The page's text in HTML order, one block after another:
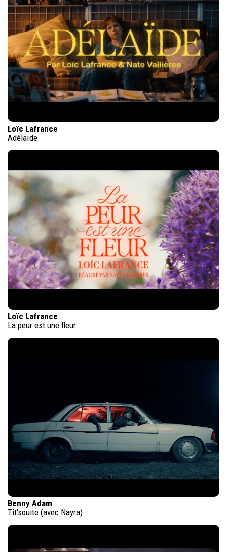
Loïc Lafrance
Adélaïde
Loïc Lafrance
La peur est une fleur
Benny Adam
Tit'souite (avec Nayra)